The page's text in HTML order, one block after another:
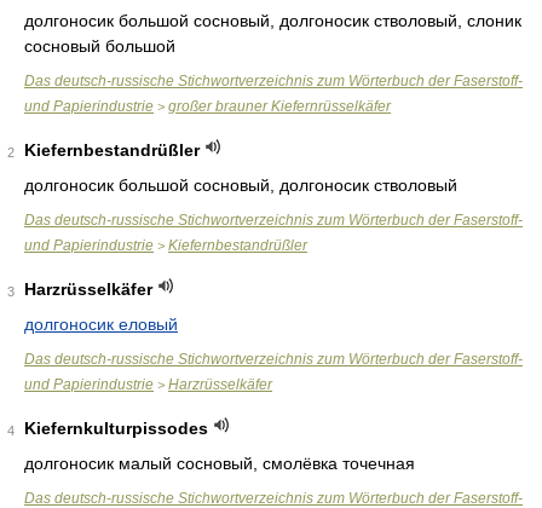
долгоносик большой сосновый, долгоносик стволовый, слоник
сосновый большой
Das deutsch-russische Stichwortverzeichnis zum Wörterbuch der Faserstoff-
und Papierindustrie > großer brauner Kiefernrüsselkäfer
2
Kiefernbestandrüßler
долгоносик большой сосновый, долгоносик стволовый
Das deutsch-russische Stichwortverzeichnis zum Wörterbuch der Faserstoff-
und Papierindustrie > Kiefernbestandrüßler
3
Harzrüsselkäfer
долгоносик еловый
Das deutsch-russische Stichwortverzeichnis zum Wörterbuch der Faserstoff-
und Papierindustrie > Harzrüsselkäfer
4
Kiefernkulturpissodes
долгоносик малый сосновый, смолёвка точечная
Das deutsch-russische Stichwortverzeichnis zum Wörterbuch der Faserstoff-